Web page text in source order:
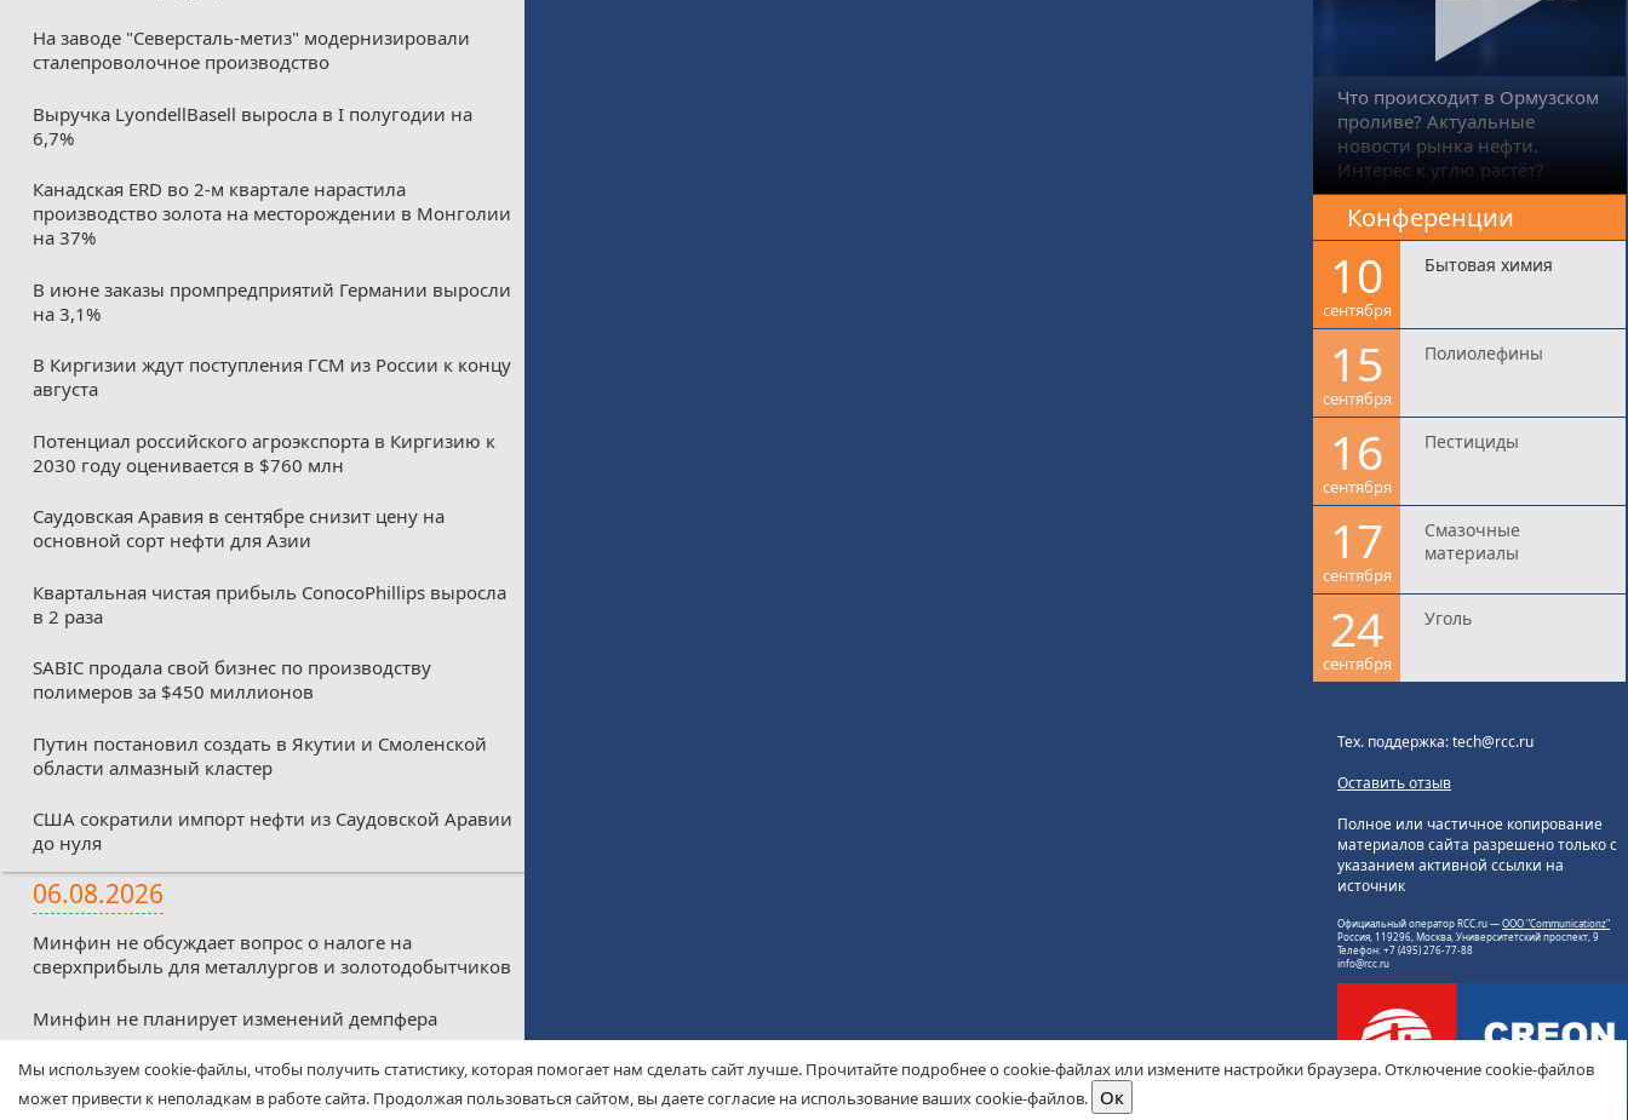
На заводе "Северсталь-метиз" модернизировали
сталепроволочное производство
Выручка LyondellBasell выросла в I полугодии на
6,7%
Канадская ERD во 2-м квартале нарастила
производство золота на месторождении в Монголии
на 37%
В июне заказы промпредприятий Германии выросли
на 3,1%
В Киргизии ждут поступления ГСМ из России к концу
августа
Потенциал российского агроэкспорта в Киргизию к
2030 году оценивается в $760 млн
Саудовская Аравия в сентябре снизит цену на
основной сорт нефти для Азии
Квартальная чистая прибыль ConocoPhillips выросла
в 2 раза
SABIC продала свой бизнес по производству
полимеров за $450 миллионов
Путин постановил создать в Якутии и Смоленской
области алмазный кластер
США сократили импорт нефти из Саудовской Аравии
до нуля
06.08.2026
Минфин не обсуждает вопрос о налоге на
сверхприбыль для металлургов и золотодобытчиков
Минфин не планирует изменений демпфера
Минфин против любых налоговых льгот для малых
нефтекомпаний из-за дефицитного бюджета
Что происходит в Ормузском
проливе? Актуальные
новости рынка нефти.
Интерес к углю растёт?
Конференции
10
сентября
Бытовая химия
15
сентября
Полиолефины
16
сентября
Пестициды
17
сентября
Смазочные
материалы
24
сентября
Уголь
Тех. поддержка: tech@rcc.ru
Оставить отзыв
Полное или частичное копирование
материалов сайта разрешено только с
указанием активной ссылки на
источник
Официальный оператор RCC.ru —ООО "Communicationz"
Россия, 119296, Москва, Университетский проспект, 9
Телефон: +7 (495) 276-77-88
info@rcc.ru
Мы используем cookie-файлы, чтобы получить статистику, которая помогает нам сделать сайт лучше. Прочитайте подробнее о cookie-файлах или измените настройки браузера. Отключение cookie-файлов
может привести к неполадкам в работе сайта. Продолжая пользоваться сайтом, вы даете согласие на использование ваших cookie-файлов.